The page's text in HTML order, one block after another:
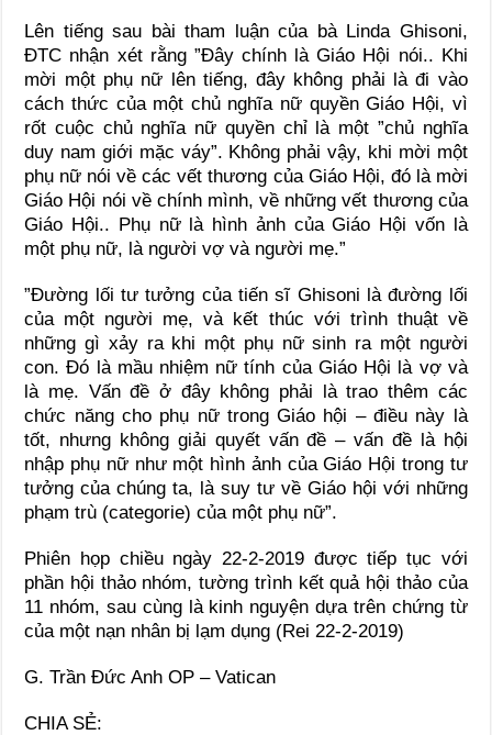
Lên tiếng sau bài tham luận của bà Linda Ghisoni,
ĐTC nhận xét rằng ”Đây chính là Giáo Hội nói.. Khi
mời một phụ nữ lên tiếng, đây không phải là đi vào
cách thức của một chủ nghĩa nữ quyền Giáo Hội, vì
rốt cuộc chủ nghĩa nữ quyền chỉ là một ”chủ nghĩa
duy nam giới mặc váy”. Không phải vậy, khi mời một
phụ nữ nói về các vết thương của Giáo Hội, đó là mời
Giáo Hội nói về chính mình, về những vết thương của
Giáo Hội.. Phụ nữ là hình ảnh của Giáo Hội vốn là
một phụ nữ, là người vợ và người mẹ.”
”Đường lối tư tưởng của tiến sĩ Ghisoni là đường lối
của một người mẹ, và kết thúc với trình thuật về
những gì xảy ra khi một phụ nữ sinh ra một người
con. Đó là mầu nhiệm nữ tính của Giáo Hội là vợ và
là mẹ. Vấn đề ở đây không phải là trao thêm các
chức năng cho phụ nữ trong Giáo hội – điều này là
tốt, nhưng không giải quyết vấn đề – vấn đề là hội
nhập phụ nữ như một hình ảnh của Giáo Hội trong tư
tưởng của chúng ta, là suy tư về Giáo hội với những
phạm trù (categorie) của một phụ nữ”.
Phiên họp chiều ngày 22-2-2019 được tiếp tục với
phần hội thảo nhóm, tường trình kết quả hội thảo của
11 nhóm, sau cùng là kinh nguyện dựa trên chứng từ
của một nạn nhân bị lạm dụng (Rei 22-2-2019)
G. Trần Đức Anh OP – Vatican
CHIA SẺ: